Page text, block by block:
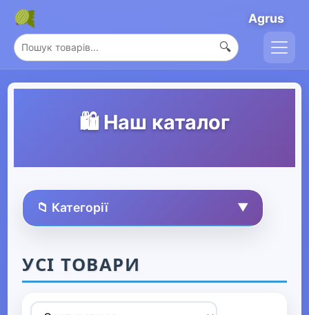
Agrus
🔍
🛍️ Наш каталог
📁 Категорії ▼
▶ Спорт та захоплення
УСІ ТОВАРИ